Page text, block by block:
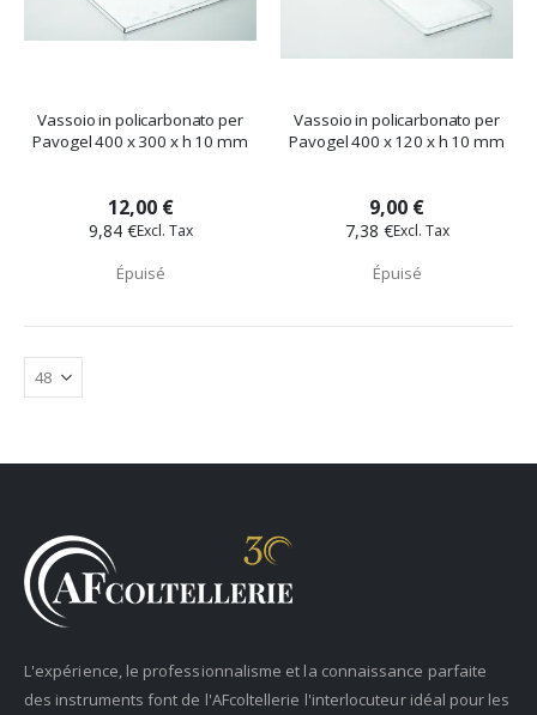
Vassoio in policarbonato per
Pavogel 400 x 300 x h 10 mm
12,00 €
9,84 €
Épuisé
Vassoio in policarbonato per
Pavogel 400 x 120 x h 10 mm
9,00 €
7,38 €
Épuisé
L'expérience, le professionnalisme et la connaissance parfaite
des instruments font de l'AFcoltellerie l'interlocuteur idéal pour les